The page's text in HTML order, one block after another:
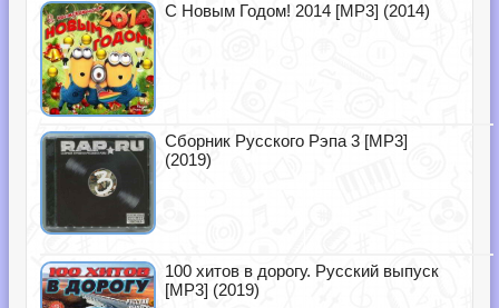
С Новым Годом! 2014 [MP3] (2014)
Сборник Русского Рэпа 3 [MP3]
(2019)
100 хитов в дорогу. Русский выпуск
[MP3] (2019)